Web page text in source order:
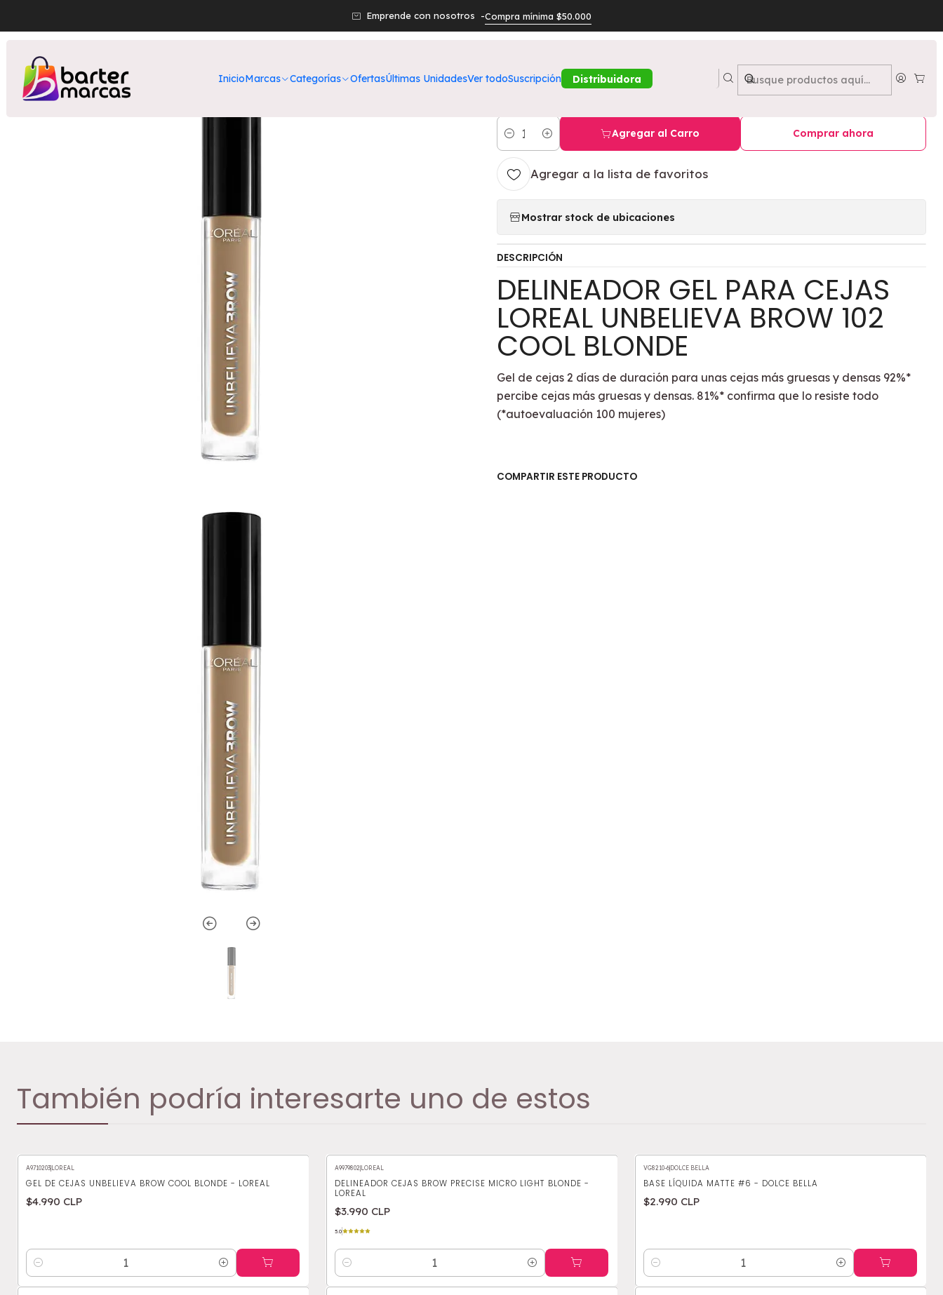
InicioMarcas Categorías OfertasÚltimas UnidadesVer todoSuscripción Distribuidora
Emprende con nosotros -Compra mínima $50.000
Nuestros Productos Belleza Ojos Gel De Cejas Cool Blonde 102 Unbelieva Brow - LOREAL
Gel De Cejas Cool Blonde 102 Unbelieva
Brow - LOREAL
Cantidad
Agregar al Carro Comprar ahora
Agregar a la lista de favoritos
Mostrar stock de ubicaciones
DESCRIPCIÓN
DELINEADOR GEL PARA CEJAS
LOREAL UNBELIEVA BROW 102
COOL BLONDE
Gel de cejas 2 días de duración para unas cejas más gruesas y densas 92%*
percibe cejas más gruesas y densas. 81%* confirma que lo resiste todo
(*autoevaluación 100 mujeres)
COMPARTIR ESTE PRODUCTO
También podría interesarte uno de estos
A9710203 LOREAL
GEL DE CEJAS UNBELIEVA BROW COOL BLONDE - LOREAL
$4.990 CLP
Cantidad
A9979802 LOREAL
DELINEADOR CEJAS BROW PRECISE MICRO LIGHT BLONDE -
LOREAL
$3.990 CLP
5.0
Cantidad
VG8210-6| DOLCE BELLA
BASE LÍQUIDA MATTE #6 - DOLCE BELLA
$2.990 CLP
Cantidad